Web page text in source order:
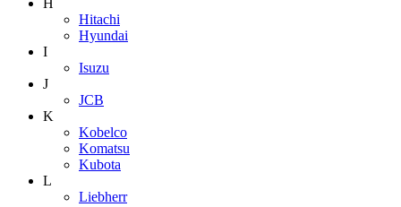
H
Hitachi
Hyundai
I
Isuzu
J
JCB
K
Kobelco
Komatsu
Kubota
L
Liebherr